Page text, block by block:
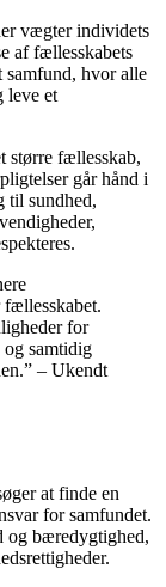
vægter individets
af fællesskabets
samfund, hvor alle
leve et
større fællesskab,
går hånd i
til sundhed,
for
og samtidig
– Ukendt
at finde en
for samfundet.
og bæredygtighed,